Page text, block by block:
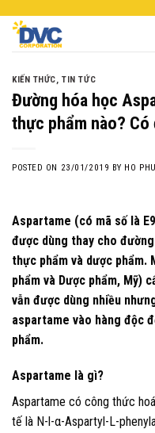
content
KIẾN THỨC,TIN TỨC
Đường hóa học
thực phẩm nào?
POSTED ON 23/01/2019 BY HO
Aspartame (có mã số là
được dùng thay cho
thực phẩm và dược phẩm.
phẩm và Dược phẩm, Mỹ)
vẫn được dùng nhiều
aspartame vào hàng độc
phẩm.
Aspartame là gì?
Aspartame có công thức
tế là N-l-α-Aspartyl-L-